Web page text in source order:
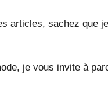
articles, sachez que
je vous invite à